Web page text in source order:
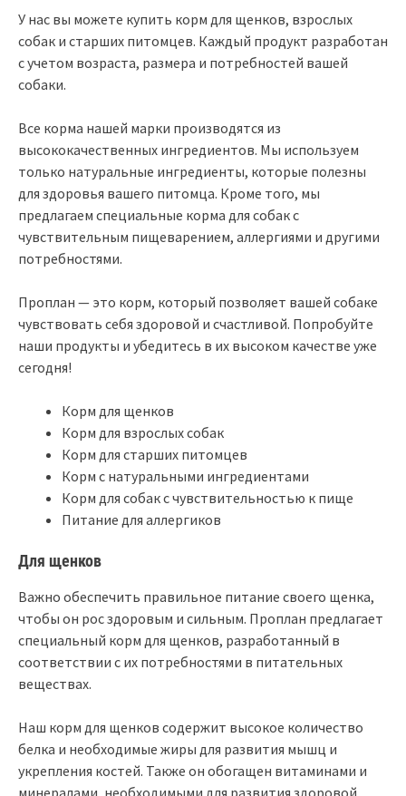
У нас вы можете купить корм для щенков, взрослых
собак и старших питомцев. Каждый продукт разработан
с учетом возраста, размера и потребностей вашей
собаки.
Все корма нашей марки производятся из
высококачественных ингредиентов. Мы используем
только натуральные ингредиенты, которые полезны
для здоровья вашего питомца. Кроме того, мы
предлагаем специальные корма для собак с
чувствительным пищеварением, аллергиями и другими
потребностями.
Проплан — это корм, который позволяет вашей собаке
чувствовать себя здоровой и счастливой. Попробуйте
наши продукты и убедитесь в их высоком качестве уже
сегодня!
Корм для щенков
Корм для взрослых собак
Корм для старших питомцев
Корм с натуральными ингредиентами
Корм для собак с чувствительностью к пище
Питание для аллергиков
Для щенков
Важно обеспечить правильное питание своего щенка,
чтобы он рос здоровым и сильным. Проплан предлагает
специальный корм для щенков, разработанный в
соответствии с их потребностями в питательных
веществах.
Наш корм для щенков содержит высокое количество
белка и необходимые жиры для развития мышц и
укрепления костей. Также он обогащен витаминами и
минералами, необходимыми для развития здоровой